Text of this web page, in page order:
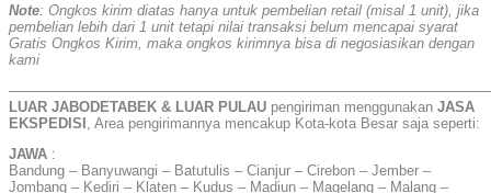
Note: Ongkos kirim diatas hanya untuk pembelian retail (misal 1 unit), jika
pembelian lebih dari 1 unit tetapi nilai transaksi belum mencapai syarat
Gratis Ongkos Kirim, maka ongkos kirimnya bisa di negosiasikan dengan
kami
LUAR JABODETABEK & LUAR PULAU pengiriman menggunakan JASA
EKSPEDISI , Area pengirimannya mencakup Kota-kota Besar saja seperti:
JAWA :
Bandung – Banyuwangi – Batutulis – Cianjur – Cirebon – Jember –
Jombang – Kediri – Klaten – Kudus – Madiun – Magelang – Malang –